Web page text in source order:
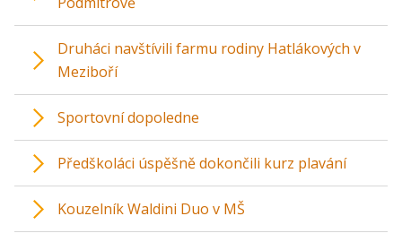
Druháci navštívili farmu rodiny Hatlákových v
Meziboří
Sportovní dopoledne
Předškoláci úspěšně dokončili kurz plavání
Kouzelník Waldini Duo v MŠ